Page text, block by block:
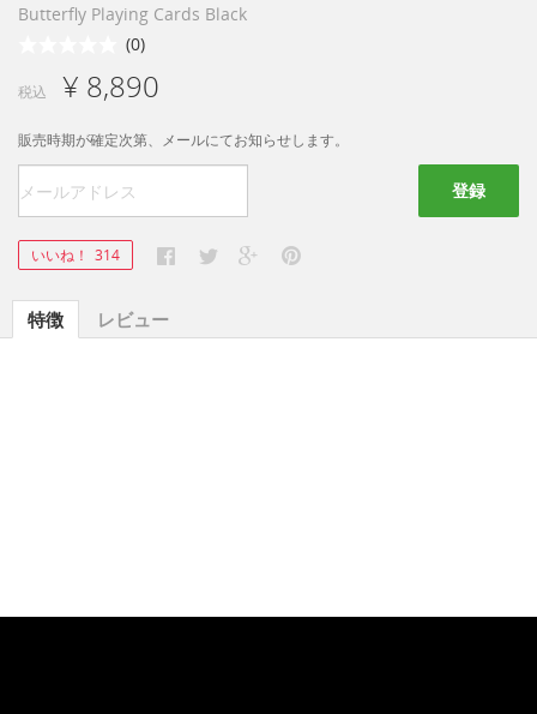
Butterfly Playing Cards Black
(0)
税込 ¥ 8,890
販売時期が確定次第、メールにてお知らせします。
登録
いいね！ 314
特徴 レビュー